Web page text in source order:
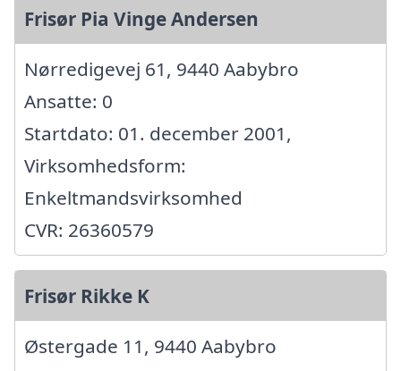
Frisør Pia Vinge Andersen
Nørredigevej 61, 9440 Aabybro
Ansatte: 0
Startdato: 01. december 2001,
Virksomhedsform:
Enkeltmandsvirksomhed
CVR: 26360579
Frisør Rikke K
Østergade 11, 9440 Aabybro